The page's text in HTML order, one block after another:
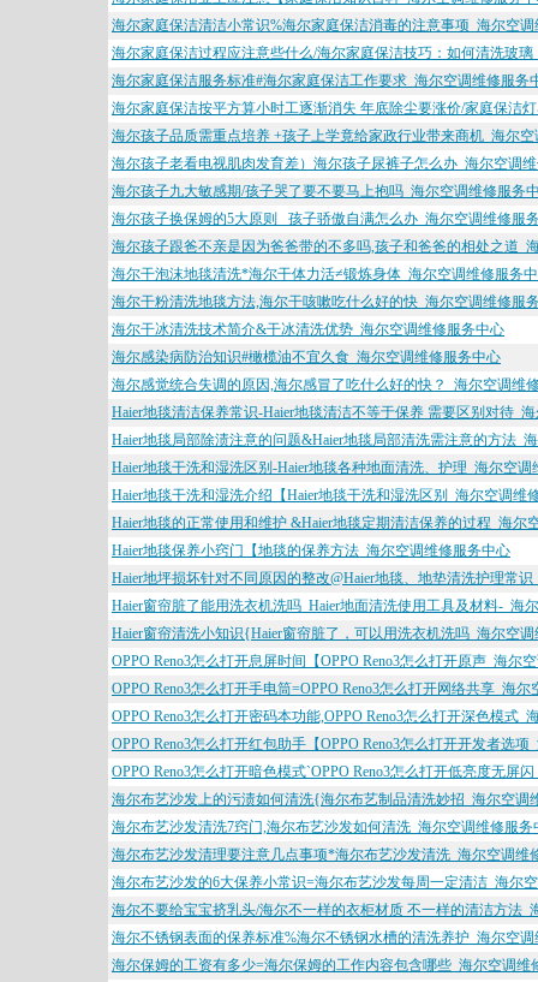
海尔家庭保洁清洁小常识%海尔家庭保洁消毒的注意事项_海尔空
海尔家庭保洁过程应注意些什么/海尔家庭保洁技巧：如何清洗玻
海尔家庭保洁服务标准#海尔家庭保洁工作要求_海尔空调维修服务
海尔家庭保洁按平方算小时工逐渐消失 年底除尘要涨价/家庭保洁
海尔孩子品质需重点培养 +孩子上学竟给家政行业带来商机_海尔
海尔孩子老看电视肌肉发育差）海尔孩子尿裤子怎么办_海尔空调
海尔孩子九大敏感期/孩子哭了要不要马上抱吗_海尔空调维修服务
海尔孩子换保姆的5大原则 _孩子骄傲自满怎么办_海尔空调维修服
海尔孩子跟爸不亲是因为爸爸带的不多吗,孩子和爸爸的相处之道_
海尔干泡沫地毯清洗*海尔干体力活≠锻炼身体_海尔空调维修服务
海尔干粉清洗地毯方法,海尔干咳嗽吃什么好的快_海尔空调维修服
海尔干冰清洗技术简介&干冰清洗优势_海尔空调维修服务中心
海尔感染病防治知识#橄榄油不宜久食_海尔空调维修服务中心
海尔感觉统合失调的原因,海尔感冒了吃什么好的快？_海尔空调维
Haier地毯清洁保养常识-Haier地毯清洁不等于保养 需要区别对待_
Haier地毯局部除渍注意的问题&Haier地毯局部清洗需注意的方法_
Haier地毯干洗和湿洗区别-Haier地毯各种地面清洗、护理_海尔空调
Haier地毯干洗和湿洗介绍【Haier地毯干洗和湿洗区别_海尔空调维
Haier地毯的正常使用和维护 &Haier地毯定期清洁保养的过程_海尔
Haier地毯保养小窍门【地毯的保养方法_海尔空调维修服务中心
Haier地坪损坏针对不同原因的整改@Haier地毯、地垫清洗护理常
Haier窗帘脏了能用洗衣机洗吗_Haier地面清洗使用工具及材料-_海
Haier窗帘清洗小知识{Haier窗帘脏了，可以用洗衣机洗吗_海尔空
OPPO Reno3怎么打开息屏时间【OPPO Reno3怎么打开原声_海尔
OPPO Reno3怎么打开手电筒=OPPO Reno3怎么打开网络共享_海
OPPO Reno3怎么打开密码本功能,OPPO Reno3怎么打开深色模式_
OPPO Reno3怎么打开红包助手【OPPO Reno3怎么打开开发者选
OPPO Reno3怎么打开暗色模式`OPPO Reno3怎么打开低亮度无屏
海尔布艺沙发上的污渍如何清洗{海尔布艺制品清洗妙招_海尔空调
海尔布艺沙发清洗7窍门,海尔布艺沙发如何清洗_海尔空调维修服务
海尔布艺沙发清理要注意几点事项*海尔布艺沙发清洗_海尔空调维
海尔布艺沙发的6大保养小常识=海尔布艺沙发每周一定清洁_海尔
海尔不要给宝宝挤乳头/海尔不一样的衣柜材质 不一样的清洁方法_
海尔不锈钢表面的保养标准%海尔不锈钢水槽的清洗养护_海尔空
海尔保姆的工资有多少=海尔保姆的工作内容包含哪些_海尔空调维